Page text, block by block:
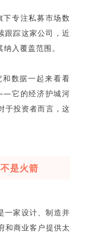
下专注私募市场数
跟踪这家公司，近
入覆盖范围。
数据一起来看看
它的经济护城河
于投资者而言，这
是火箭
一家设计、制造并
和商业客户提供太